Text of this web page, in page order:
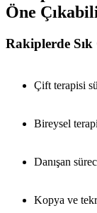
Öne
Rakiplerde
Çift terapisi
Bireysel
Danışan
Kopya ve